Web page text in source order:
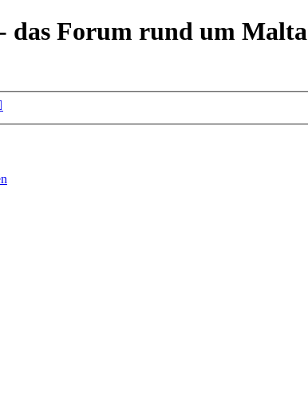
das Forum rund um Malta